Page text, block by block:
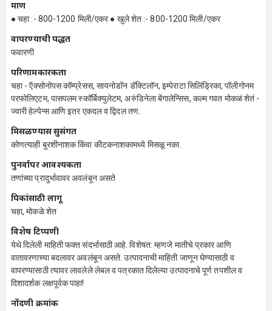
प्रमाण
● चहा :- 800-1200 मिली/एकर ● खुले शेत :- 800-1200 मिली/एकर
वापरण्याची पद्धत
फवारणी
परिणामकारकता
चहा - ऍक्सोनोपस कॉम्प्रेसस, सायनोडॉन डॅक्टिलॉन, इम्पेराटा सिलिंड्रिका, पॉलीगोनम
परफोलिएटम, पासपलम स्कॉर्बिक्युलेटम, अरुंडिनेला बेंगालेन्सिस, कल्म गवत मोकळं शेतं -
ज्वारी हेल्पेन्स आणि इतर एकदल व द्विदल तण.
मिसळण्यास सुसंगत
कोणत्याही बुरशीनाशक किंवा कीटकनाशकामध्ये मिसळू नका.
पुनर्वापर आवश्यकता
तणांच्या प्रादुर्भावावर अवलंबून असते
पिकांसाठी लागू
चहा, मोकळे शेत
विशेष टिप्पणी
येथे दिलेली माहिती फक्त संदर्भासाठी आहे. विशेषत: म्हणजे मातीचे प्रकार आणि
वातावरणाच्या बदलावर अवलंबून असते. उत्पादनाची माहिती जाणून घेण्यासाठी व
वापरण्यासाठी त्यावर लावलेले लेबल व पत्रकात दिलेल्या उत्पादनाचे पूर्ण तपशील व
दिशादर्शक लक्षपूर्वक पाहा!
नोंदणी क्रमांक